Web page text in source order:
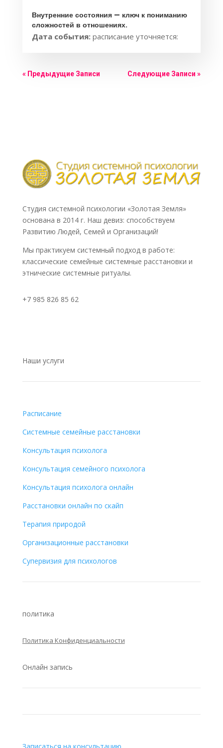
Внутренние состояния — ключ к пониманию
сложностей в отношениях.
Дата события: расписание уточняется:
« Предыдущие Записи Следующие Записи »
Студия системной психологии «Золотая Земля»
основана в 2014 г. Наш девиз: способствуем
Развитию Людей, Семей и Организаций!
Мы практикуем системный подход в работе:
классические семейные системные расстановки и
этнические системные ритуалы.
+7 985 826 85 62
Наши услуги
Расписание
Системные семейные расстановки
Консультация психолога
Консультация семейного психолога
Консультация психолога онлайн
Расстановки онлайн по скайп
Терапия природой
Организационные расстановки
Супервизия для психологов
политика
Политика Конфиденциальности
Онлайн запись